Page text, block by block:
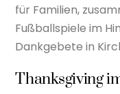
für Familien,
Fußballspiele im
Dankgebete in
Thanksgiving